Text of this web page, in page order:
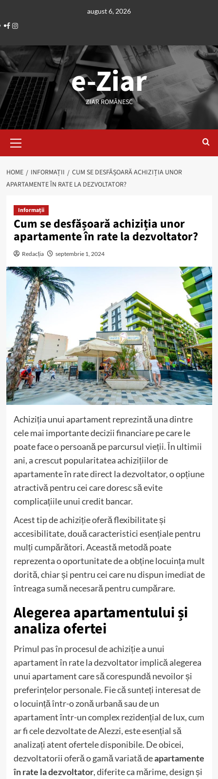
content
august 6, 2026
Facebook
Instagram
e-Ziar
ZIAR ROMÂNESC
Menu
HOME INFORMAȚII
CUM SE DESFĂȘOARĂ ACHIZIȚIA UNOR
APARTAMENTE ÎN RATE LA DEZVOLTATOR?
Informații
Cum se desfășoară achiziția unor
apartamente în rate la dezvoltator?
Redacția septembrie 1, 2024
Achiziția unui apartament reprezintă una dintre
cele mai importante decizii financiare pe care le
poate face o persoană pe parcursul vieții. În ultimii
ani, a crescut popularitatea achizițiilor de
apartamente în rate direct la dezvoltator, o opțiune
atractivă pentru cei care doresc să evite
complicațiile unui credit bancar.
Acest tip de achiziție oferă flexibilitate și
accesibilitate, două caracteristici esențiale pentru
mulți cumpărători. Această metodă poate
reprezenta o oportunitate de a obține locuința mult
dorită, chiar și pentru cei care nu dispun imediat de
întreaga sumă necesară pentru cumpărare.
Alegerea apartamentului și
analiza ofertei
Primul pas în procesul de achiziție a unui
apartament în rate la dezvoltator implică alegerea
unui apartament care să corespundă nevoilor și
preferințelor personale. Fie că sunteți interesat de
o locuință într-o zonă urbană sau de un
apartament într-un complex rezidențial de lux, cum
ar fi cele dezvoltate de Alezzi, este esențial să
analizați atent ofertele disponibile. De obicei,
dezvoltatorii oferă o gamă variată deapartamente
în rate la dezvoltator, diferite ca mărime, design și